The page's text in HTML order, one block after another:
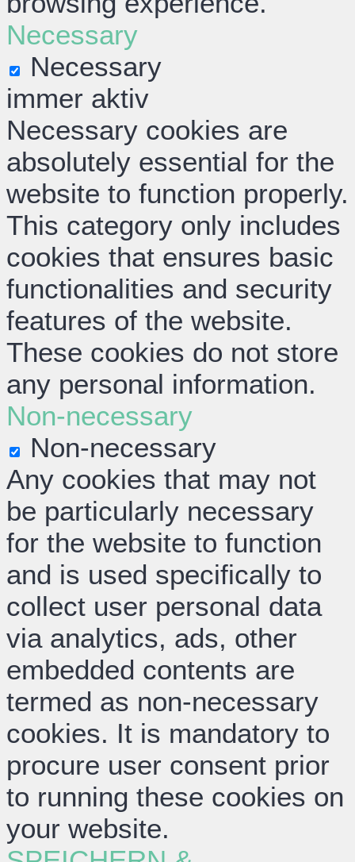
Necessary
Necessary
immer aktiv
Necessary cookies are
absolutely essential for the
website to function properly.
This category only includes
cookies that ensures basic
functionalities and security
features of the website.
These cookies do not store
any personal information.
Non-necessary
Non-necessary
Any cookies that may not
be particularly necessary
for the website to function
and is used specifically to
collect user personal data
via analytics, ads, other
embedded contents are
termed as non-necessary
cookies. It is mandatory to
procure user consent prior
to running these cookies on
your website.